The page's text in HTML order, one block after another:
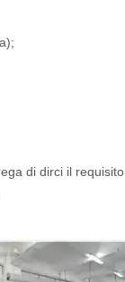
di dirci il requisito